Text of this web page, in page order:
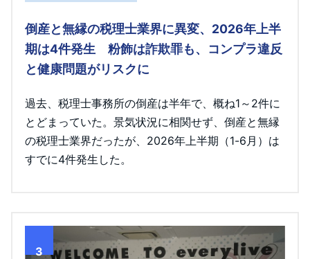
倒産と無縁の税理士業界に異変、2026年上半
期は4件発生 粉飾は詐欺罪も、コンプラ違反
と健康問題がリスクに
過去、税理士事務所の倒産は半年で、概ね1～2件に
とどまっていた。景気状況に相関せず、倒産と無縁
の税理士業界だったが、2026年上半期（1-6月）は
すでに4件発生した。
3